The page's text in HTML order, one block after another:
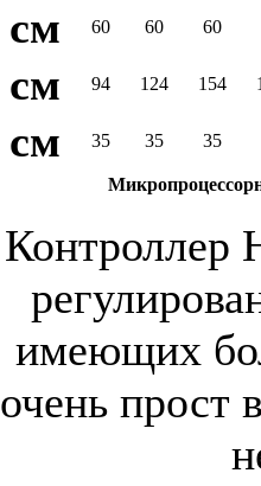
см 60 60 60
см 94 124 154
см 35 35 35
Контроллер
имеющих
очень прост